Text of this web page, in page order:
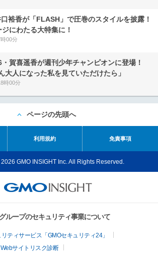
裕香が「FLASH」で圧巻のスタイルを披露！
にわたる大特集に！
00分
・賀喜遥香が週刊少年チャンピオンに登場！
大人になった私を見ていただけたら」
時00分
ページの先頭へ
利用規約 免責事項
GMO INSIGHT Inc. All Rights Reserved.
ループのセキュリティ事業について
ティサービス「GMOセキュリティ24」
Webサイトリスク診断